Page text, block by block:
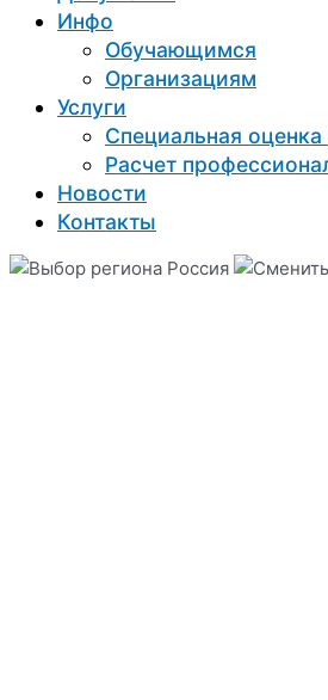
Инфо
Обучающимся
Организациям
Услуги
Специальная оценка
Расчет
Новости
Контакты
Россия